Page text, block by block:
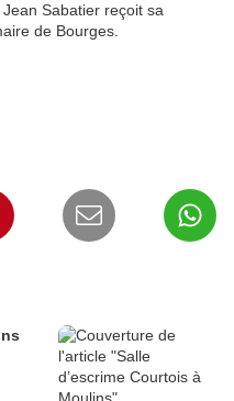
Sabatier reçoit sa
de Bourges.